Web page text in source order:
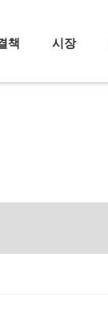
책 시장